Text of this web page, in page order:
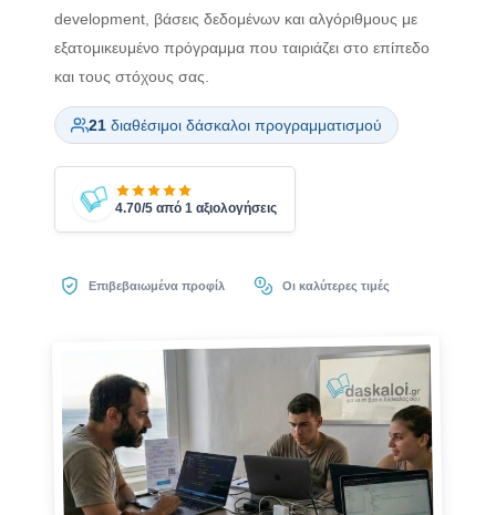
development, βάσεις δεδομένων και αλγόριθμους με
εξατομικευμένο πρόγραμμα που ταιριάζει στο επίπεδο
και τους στόχους σας.
21διαθέσιμοι δάσκαλοι προγραμματισμού
4.70/5 από 1 αξιολογήσεις
Επιβεβαιωμένα προφίλ Οι καλύτερες τιμές